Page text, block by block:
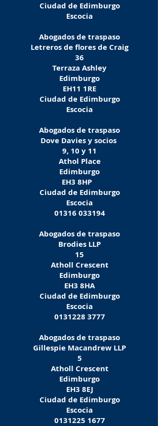
Ciudad de Edimburgo
Escocia
Abogados de traspaso
Letreros de flores de Craig
36
Terraza Ashley
Edimburgo
EH11 1RE
Ciudad de Edimburgo
Escocia
Abogados de traspaso
Dove Davies y socios
9, 10 y 11
Athol Place
Edimburgo
EH3 8HP
Ciudad de Edimburgo
Escocia
01316 033194
Abogados de traspaso
Brodies LLP
15
Atholl Crescent
Edimburgo
EH3 8HA
Ciudad de Edimburgo
Escocia
0131228 3777
Abogados de traspaso
Gillespie Macandrew LLP
5
Atholl Crescent
Edimburgo
EH3 8EJ
Ciudad de Edimburgo
Escocia
0131225 1677